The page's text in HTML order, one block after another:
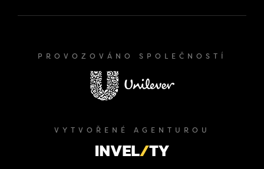
PROVOZOVÁNO SPOLEČNOSTÍ
VYTVOŘENÉ AGENTUROU